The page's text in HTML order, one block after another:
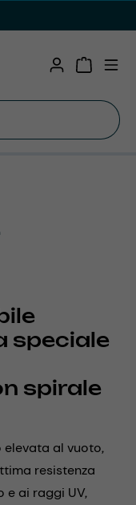
speciale
spirale
al vuoto,
resistenza
e ai raggi UV,